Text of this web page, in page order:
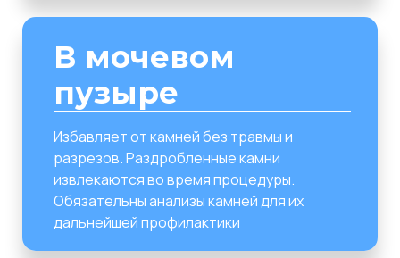
В мочевом
пузыре
Избавляет от камней без травмы и
разрезов. Раздробленные камни
извлекаются во время процедуры.
Обязательны анализы камней для их
дальнейшей профилактики